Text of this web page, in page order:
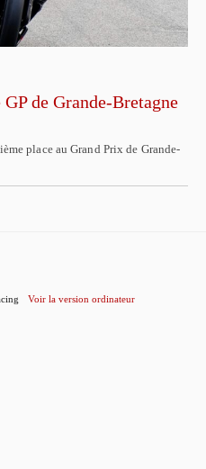
de Grande-Bretagne
place au Grand Prix de Grande-
Voir la version ordinateur